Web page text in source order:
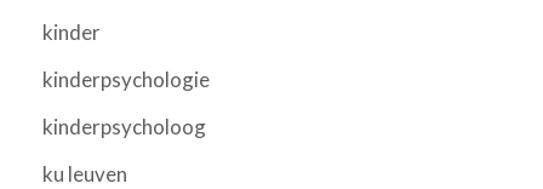
kinder
kinderpsychologie
kinderpsycholoog
ku leuven